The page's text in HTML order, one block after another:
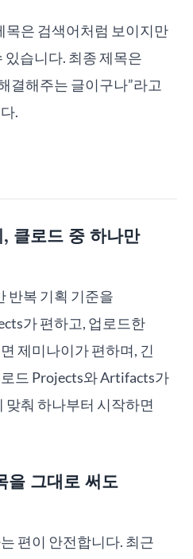
목은 검색어처럼 보이지만
있습니다. 최종 제목은
결해주는 글이구나”라고
.
, 클로드 중 하나만
반복 기획 기준을
가 편하고, 업로드한
제미나이가 편하며, 긴
드 Projects와 Artifacts가
맞춰 하나부터 시작하면
을 그대로 써도
편이 안전합니다. 최근